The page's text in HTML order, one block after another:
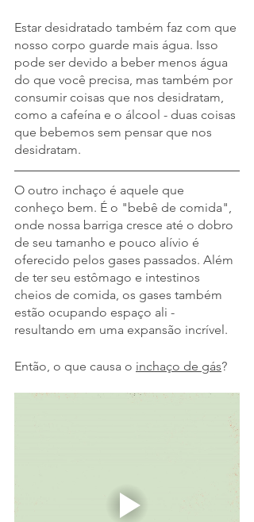
Estar desidratado também faz com que
nosso corpo guarde mais água. Isso
pode ser devido a beber menos água
do que você precisa, mas também por
consumir coisas que nos desidratam,
como a cafeína e o álcool - duas coisas
que bebemos sem pensar que nos
desidratam.
O outro inchaço é aquele que
conheço bem. É o "bebê de comida",
onde nossa barriga cresce até o dobro
de seu tamanho e pouco alívio é
oferecido pelos gases passados. Além
de ter seu estômago e intestinos
cheios de comida, os gases também
estão ocupando espaço ali -
resultando em uma expansão incrível.
Então, o que causa o inchaço de gás?